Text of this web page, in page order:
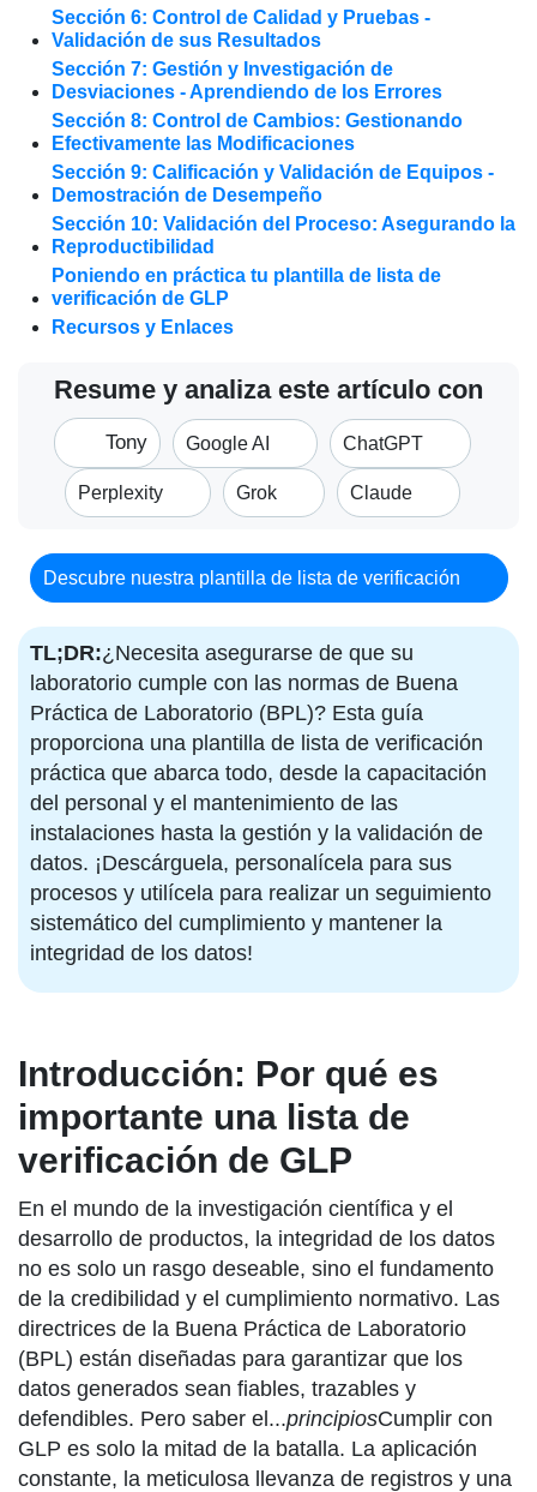
Sección 6: Control de Calidad y Pruebas -
Validación de sus Resultados
Sección 7: Gestión y Investigación de
Desviaciones - Aprendiendo de los Errores
Sección 8: Control de Cambios: Gestionando
Efectivamente las Modificaciones
Sección 9: Calificación y Validación de Equipos -
Demostración de Desempeño
Sección 10: Validación del Proceso: Asegurando la
Reproductibilidad
Poniendo en práctica tu plantilla de lista de
verificación de GLP
Recursos y Enlaces
Resume y analiza este artículo con
Tony Google AI ChatGPT
Perplexity Grok Claude
Descubre nuestra plantilla de lista de verificación
TL;DR:¿Necesita asegurarse de que su
laboratorio cumple con las normas de Buena
Práctica de Laboratorio (BPL)? Esta guía
proporciona una plantilla de lista de verificación
práctica que abarca todo, desde la capacitación
del personal y el mantenimiento de las
instalaciones hasta la gestión y la validación de
datos. ¡Descárguela, personalícela para sus
procesos y utilícela para realizar un seguimiento
sistemático del cumplimiento y mantener la
integridad de los datos!
Introducción: Por qué es
importante una lista de
verificación de GLP
En el mundo de la investigación científica y el
desarrollo de productos, la integridad de los datos
no es solo un rasgo deseable, sino el fundamento
de la credibilidad y el cumplimiento normativo. Las
directrices de la Buena Práctica de Laboratorio
(BPL) están diseñadas para garantizar que los
datos generados sean fiables, trazables y
defendibles. Pero saber el...principiosCumplir con
GLP es solo la mitad de la batalla. La aplicación
constante, la meticulosa llevanza de registros y una